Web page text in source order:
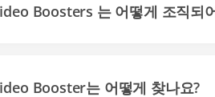
Boosters 는 어떻게 조직되
Booster는 어떻게 찾나요?